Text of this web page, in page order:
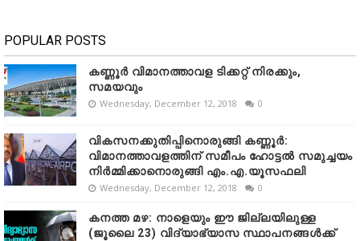
POPULAR POSTS
കണ്ണൂർ വിമാനത്താവള ടിക്കറ്റ് നിരക്കും,
സമയവും
Wednesday, December 12, 2018 0
വികസനക്കുതിപ്പിനൊരുങ്ങി കണ്ണൂർ:
വിമാനത്താവളത്തിന് സമീപം ഹോട്ടൽ സമുച്ചയം
നിർമ്മിക്കാനൊരുങ്ങി എം.എ.യൂസഫലി
Wednesday, December 12, 2018 0
കനത്ത മഴ: നാളെയും ഈ ജില്ലയിലുള്ള
(ജൂലൈ 23) വിദ്യാഭ്യാസ സ്ഥാപനങ്ങൾക്ക്